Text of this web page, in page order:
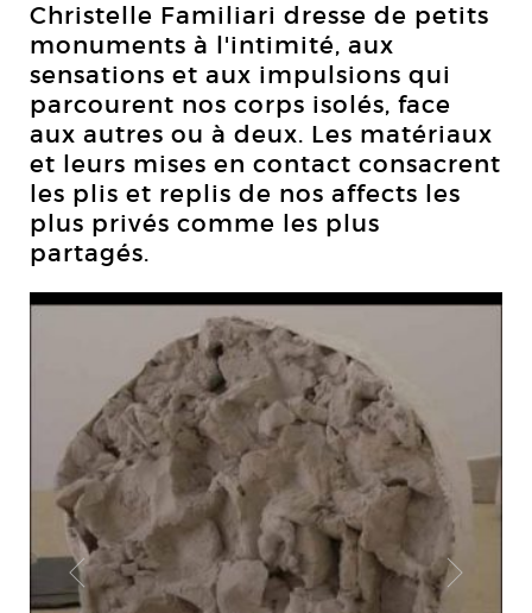
Christelle Familiari dresse de petits
monuments à l'intimité, aux
sensations et aux impulsions qui
parcourent nos corps isolés, face
aux autres ou à deux. Les matériaux
et leurs mises en contact consacrent
les plis et replis de nos affects les
plus privés comme les plus
partagés.